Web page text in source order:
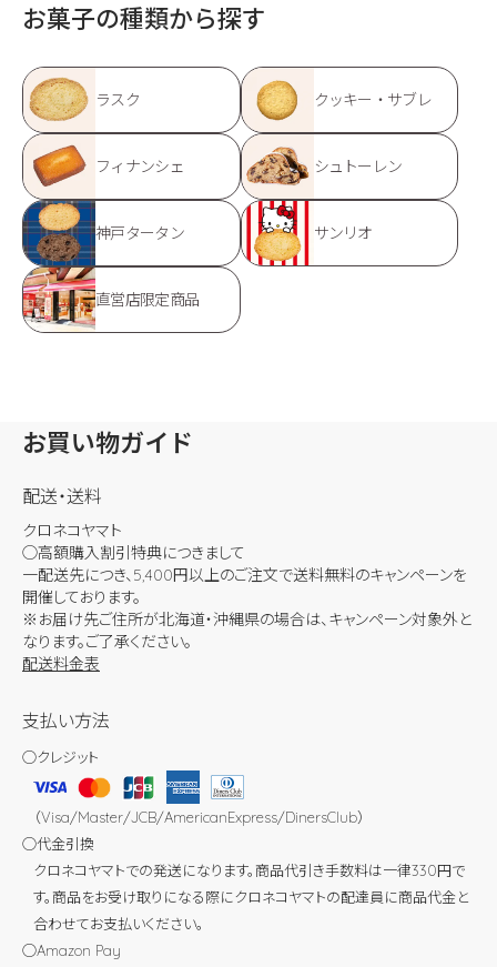
お菓子の種類から探す
ラスク クッキー・サブレ
フィナンシェ シュトーレン
神戸タータン サンリオ
直営店限定商品
お買い物ガイド
配送・送料
クロネコヤマト
◯高額購入割引特典につきまして
一配送先につき、5,400円以上のご注文で送料無料のキャンペーンを
開催しております。
※お届け先ご住所が北海道・沖縄県の場合は、キャンペーン対象外と
なります。ご了承ください。
配送料金表
支払い方法
◯クレジット
（Visa/Master/JCB/AmericanExpress/DinersClub）
◯代金引換
クロネコヤマトでの発送になります。商品代引き手数料は一律330円で
す。商品をお受け取りになる際にクロネコヤマトの配達員に商品代金と
合わせてお支払いください。
◯Amazon Pay